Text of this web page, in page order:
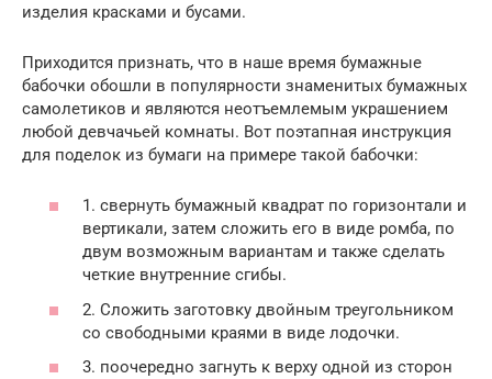
изделия красками и бусами.
Приходится признать, что в наше время бумажные
бабочки обошли в популярности знаменитых бумажных
самолетиков и являются неотъемлемым украшением
любой девчачьей комнаты. Вот поэтапная инструкция
для поделок из бумаги на примере такой бабочки:
1. свернуть бумажный квадрат по горизонтали и
вертикали, затем сложить его в виде ромба, по
двум возможным вариантам и также сделать
четкие внутренние сгибы.
2. Сложить заготовку двойным треугольником
со свободными краями в виде лодочки.
3. поочередно загнуть к верху одной из сторон